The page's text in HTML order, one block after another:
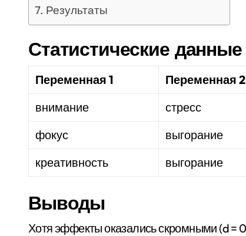
Результаты
Статистические данные
Переменная 1 Переменная 2
внимание
стресс
фокус
выгорание
креативность
выгорание
Выводы
Хотя эффекты оказались скромными (d = 0.23), они могут иметь практическое значение для